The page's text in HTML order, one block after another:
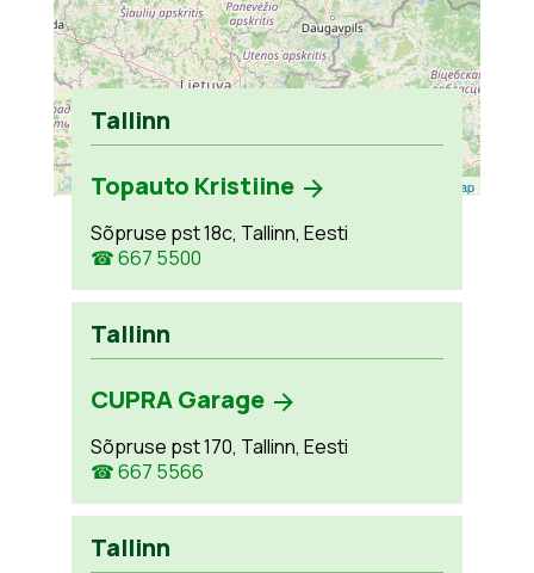
Leaflet OpenStreetMap
Tallinn
Topauto Kristiine
Sõpruse pst 18c, Tallinn, Eesti
☎ 667 5500
Tallinn
CUPRA Garage
Sõpruse pst 170, Tallinn, Eesti
☎ 667 5566
Tallinn